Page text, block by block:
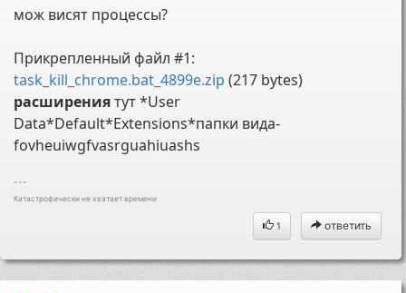
мож висят процессы?
Прикрепленный файл #1:
task_kill_chrome.bat_4899e.zip (217 bytes)
расширениятут *User
Data*Default*Extensions*папки вида-
fovheuiwgfvasrguahiuashs
---
Катастрофически не хватает времени
1 ответить